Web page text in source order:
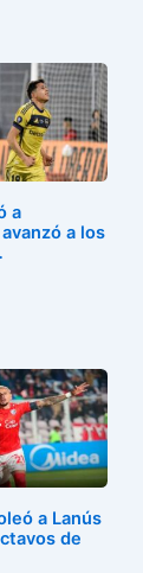
a
a los
a Lanús
de